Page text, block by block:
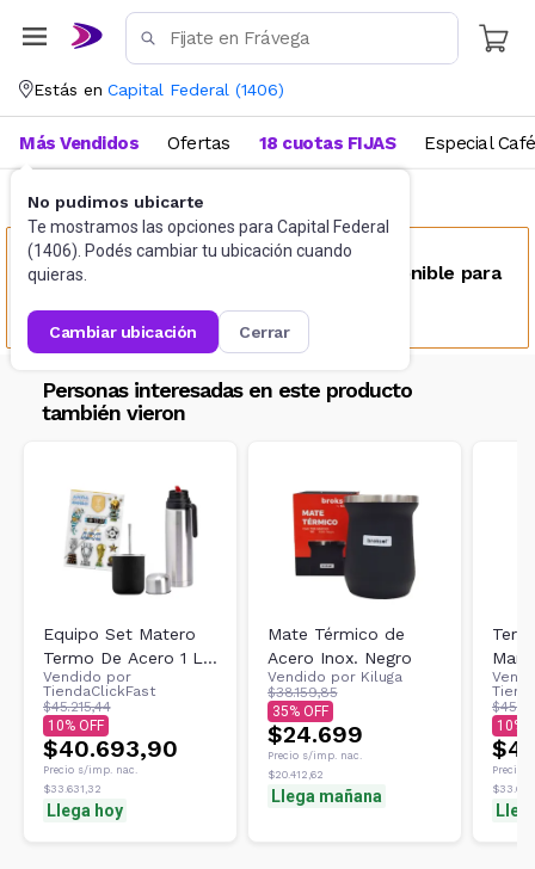
Estás en Capital Federal (1406)
No pudimos ubicarte
Te mostramos las opciones para Capital Federal
(1406). Podés cambiar tu ubicación cuando
quieras.
cambiar ubicación cerrar
Más Vendidos Ofertas 18 cuotas FIJAS Especial Café
Termos y Recipientes térmicos
Este producto no se encuentra disponible para
Personas interesadas en este producto
también vieron
Equipo Set Matero
Termo De Acero 1 L
Mate Stickers
Mundial
Vendido por
TiendaClickFast
$45.215,44
10
$40.693,90
Precio s/imp. nac.
$33.631,32
Llega hoy
Mate Térmico de
Acero Inox. Negro
Vendido por Kiluga
$38.159,85
35
$24.699
Precio s/imp. nac.
$20.412,62
Llega mañana
10
Precio